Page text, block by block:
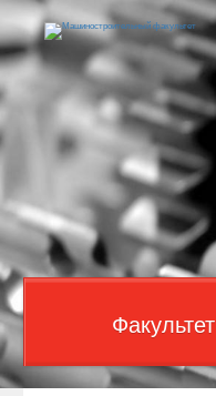
Факультет